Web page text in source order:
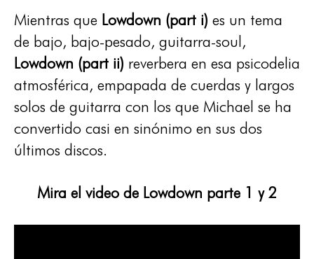
Mientras que Lowdown (part i) es un tema
de bajo, bajo-pesado, guitarra-soul,
Lowdown (part ii) reverbera en esa psicodelia
atmosférica, empapada de cuerdas y largos
solos de guitarra con los que Michael se ha
convertido casi en sinónimo en sus dos
últimos discos.
Mira el video de Lowdown parte 1 y 2